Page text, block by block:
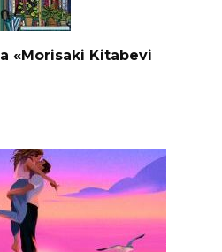
«Morisaki Kitabevi